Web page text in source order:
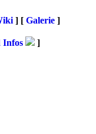
] [ Galerie]
]